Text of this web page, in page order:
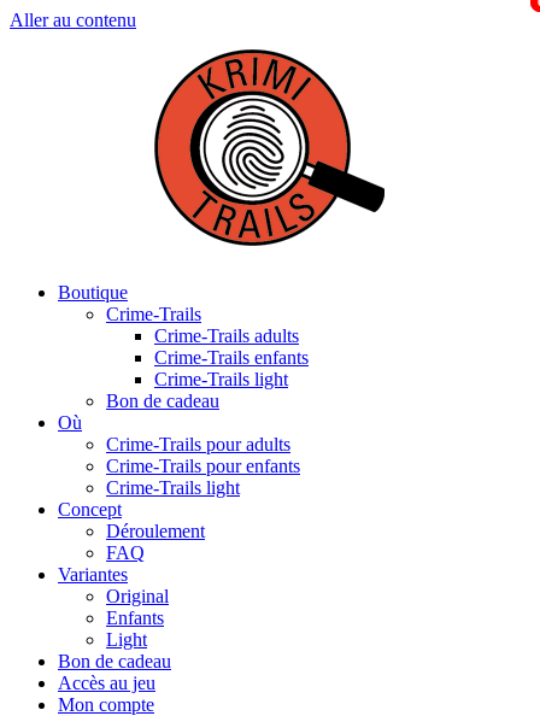
Aller au contenu
Boutique
Crime-Trails
Crime-Trails adults
Crime-Trails enfants
Crime-Trails light
Bon de cadeau
Où
Crime-Trails pour adults
Crime-Trails pour enfants
Crime-Trails light
Concept
Déroulement
FAQ
Variantes
Original
Enfants
Light
Bon de cadeau
Accès au jeu
Mon compte